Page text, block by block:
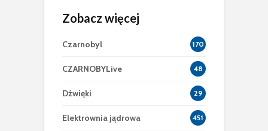
Zobacz więcej
Czarnobyl 170
CZARNOBYLive 48
Dźwięki 29
Elektrownia jądrowa 451